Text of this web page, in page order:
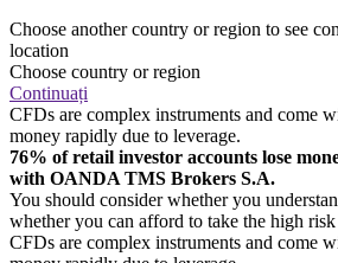
Choose another country or region to see
location
Choose country or region
Continuați
CFDs are complex instruments and come
money rapidly due to leverage.
76% of retail investor accounts lose
with OANDA TMS Brokers S.A.
You should consider whether you
whether you can afford to take the high
CFDs are complex instruments and come